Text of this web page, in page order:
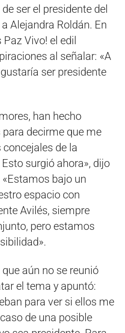
ser el presidente del
Alejandra Roldán. En
Vivo! el edil
al señalar: «A
ser presidente
han hecho
decirme que me
de la
surgió ahora», dijo
«Estamos bajo un
espacio con
Avilés, siempre
pero estamos
aún no se reunió
el tema y apuntó:
para ver si ellos me
de una posible